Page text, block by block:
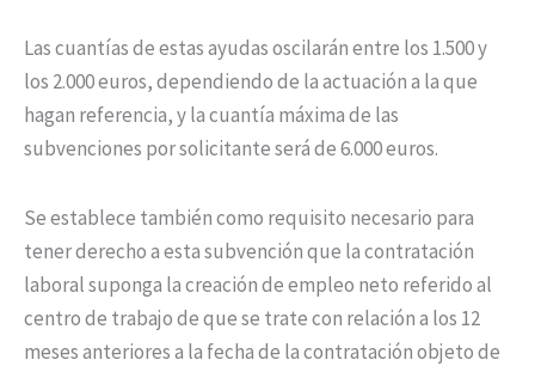
Las cuantías de estas ayudas oscilarán entre los 1.500 y
los 2.000 euros, dependiendo de la actuación a la que
hagan referencia, y la cuantía máxima de las
subvenciones por solicitante será de 6.000 euros.
Se establece también como requisito necesario para
tener derecho a esta subvención que la contratación
laboral suponga la creación de empleo neto referido al
centro de trabajo de que se trate con relación a los 12
meses anteriores a la fecha de la contratación objeto de